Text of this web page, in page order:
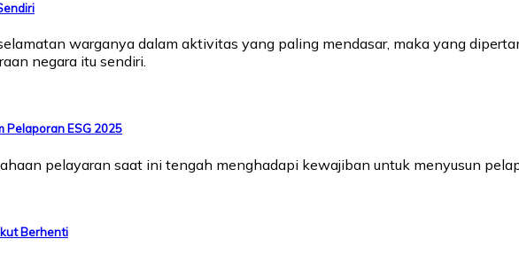
warganya dalam aktivitas yang paling mendasar, maka yang
negara itu sendiri.
Pelaporan ESG 2025
pelayaran saat ini tengah menghadapi kewajiban untuk menyusun
Berhenti